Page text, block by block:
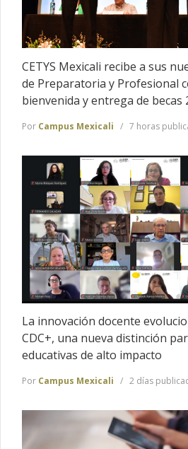
CETYS Mexicali recibe a sus
de Preparatoria y Profesional
bienvenida y entrega de becas
Por Campus Mexicali 7 horas
La innovación docente
CDC+, una nueva distinción
educativas de alto impacto
Por Campus Mexicali 2 días